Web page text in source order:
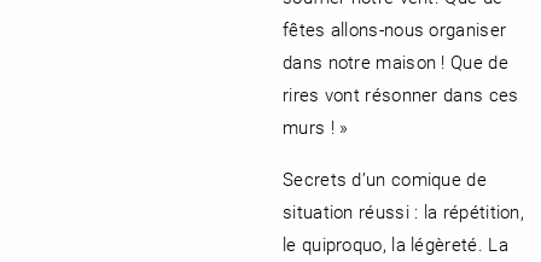
fêtes allons-nous organiser
dans notre maison ! Que de
rires vont résonner dans ces
murs ! »
Secrets d’un comique de
situation réussi : la répétition,
le quiproquo, la légèreté. La